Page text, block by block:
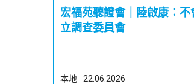
宏福苑聽證會｜陸啟康：不
立調查委員會
本地 22.06.2026